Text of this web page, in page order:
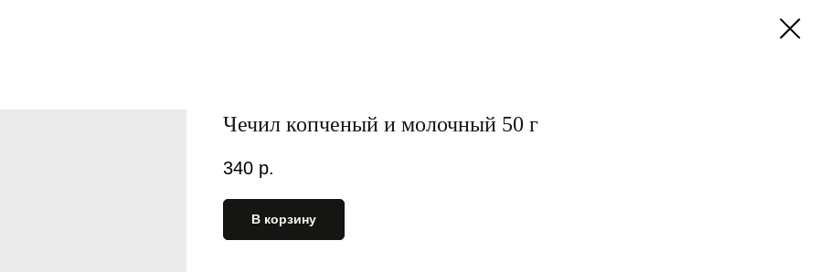
Чечил копченый и молочный 50 г
340 р.
В корзину